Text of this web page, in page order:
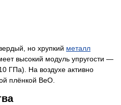
но хрупкий металл
высокий модуль упругости —
ГПа). На воздухе активно
плёнкой BeO.